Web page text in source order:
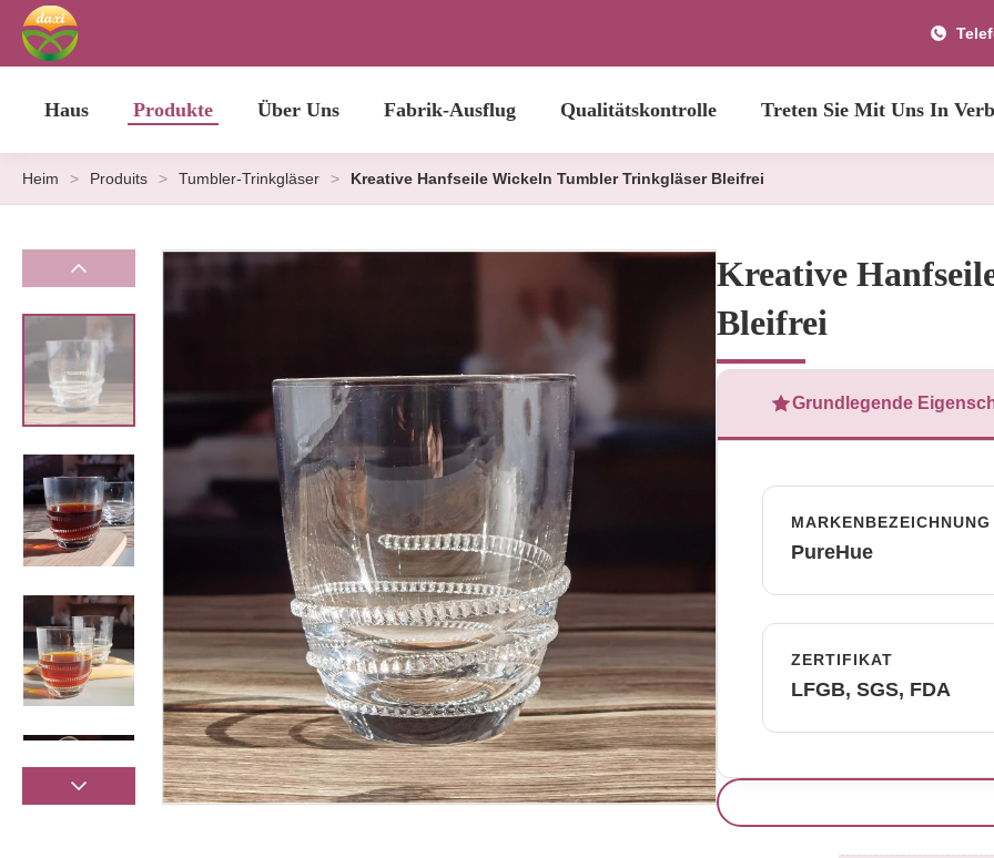
Haus Produkte Über Uns Fabrik-Ausflug Qualitätskontrolle Treten Sie Mit Uns In
Heim > Produits > Tumbler-Trinkgläser > Kreative Hanfseile Wickeln Tumbler Trinkgläser Bleifrei
Kreative
Bleifrei
Grundlegende
MARKENBEZEICHNUNG
PureHue
ZERTIFIKAT
LFGB, SGS, FDA